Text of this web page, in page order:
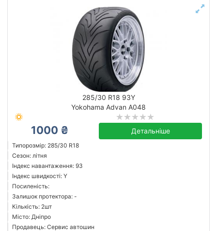
285/30 R18 93Y
Yokohama Advan A048
1000 ₴ Детальніше
Типорозмір: 285/30 R18
Сезон: літня
Індекс навантаження: 93
Індекс швидкості: Y
Посиленість:
Залишок протектора: -
Кількість: 2шт
Місто: Дніпро
Продавець: Сервис автошин
Залишок протектора мм.
до
Bridgestone
Continental
Pirelli
Yokohama